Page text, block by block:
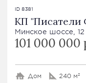
ID 8381
КП "Писатели
Минское шоссе,
101 000 000
Дом 240 м²